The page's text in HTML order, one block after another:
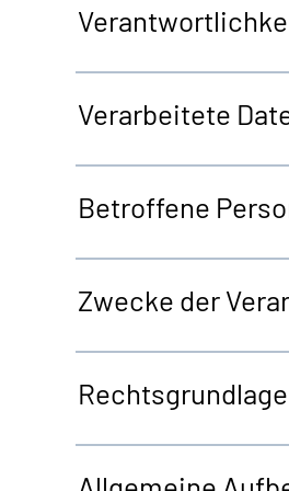
Verarbeitete
Betroffene
Zwecke der
Rechtsgrundlage